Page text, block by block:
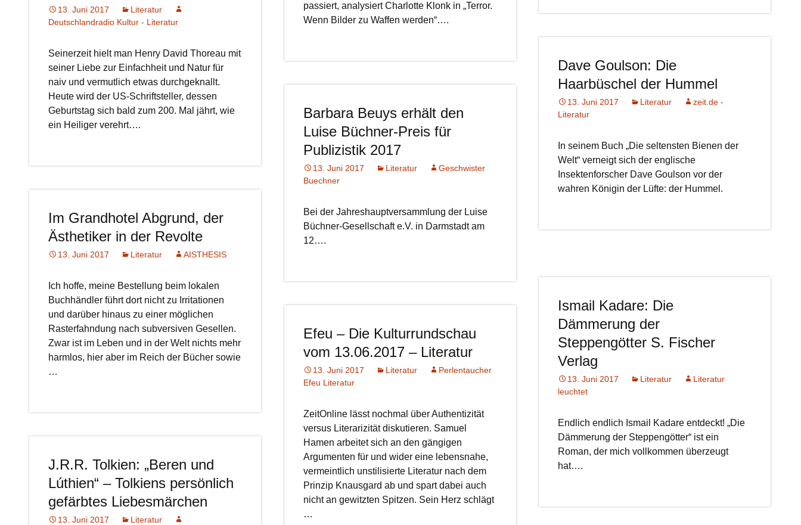
passiert, analysiert Charlotte Klonk in „Terror.
Wenn Bilder zu Waffen werden“….
13. Juni 2017
Literatur
Deutschlandradio Kultur - Literatur
Seinerzeit hielt man Henry David Thoreau mit
seiner Liebe zur Einfachheit und Natur für
naiv und vermutlich etwas durchgeknallt.
Heute wird der US-Schriftsteller, dessen
Geburtstag sich bald zum 200. Mal jährt, wie
ein Heiliger verehrt….
Dave Goulson: Die
Haarbüschel der Hummel
13. Juni 2017 Literatur
zeit.de -
Literatur
In seinem Buch „Die seltensten Bienen der
Welt“ verneigt sich der englische
Insektenforscher Dave Goulson vor der
wahren Königin der Lüfte: der Hummel.
Barbara Beuys erhält den
Luise Büchner-Preis für
Publizistik 2017
13. Juni 2017 Literatur
Geschwister
Buechner
Bei der Jahreshauptversammlung der Luise
Büchner-Gesellschaft e.V. in Darmstadt am
12….
Im Grandhotel Abgrund, der
Ästhetiker in der Revolte
13. Juni 2017 Literatur AISTHESIS
Ich hoffe, meine Bestellung beim lokalen
Buchhändler führt dort nicht zu Irritationen
und darüber hinaus zu einer möglichen
Rasterfahndung nach subversiven Gesellen.
Zwar ist im Leben und in der Welt nichts mehr
harmlos, hier aber im Reich der Bücher sowie
…
Ismail Kadare: Die
Dämmerung der
Steppengötter S. Fischer
Verlag
13. Juni 2017 Literatur
Literatur
leuchtet
Endlich endlich Ismail Kadare entdeckt! „Die
Dämmerung der Steppengötter“ ist ein
Roman, der mich vollkommen überzeugt
hat….
Efeu – Die Kulturrundschau
vom 13.06.2017 – Literatur
13. Juni 2017 Literatur
Perlentaucher
Efeu Literatur
ZeitOnline lässt nochmal über Authentizität
versus Literarizität diskutieren. Samuel
Hamen arbeitet sich an den gängigen
Argumenten für und wider eine lebensnahe,
vermeintlich unstilisierte Literatur nach dem
Prinzip Knausgard ab und spart dabei auch
nicht an gewitzten Spitzen. Sein Herz schlägt
…
J.R.R. Tolkien: „Beren und
Lúthien“ – Tolkiens persönlich
gefärbtes Liebesmärchen
13. Juni 2017
Literatur